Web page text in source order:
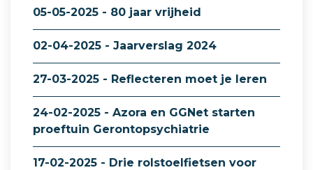
05-05-2025 - 80 jaar vrijheid
02-04-2025 - Jaarverslag 2024
27-03-2025 - Reflecteren moet je leren
24-02-2025 - Azora en GGNet starten
proeftuin Gerontopsychiatrie
17-02-2025 - Drie rolstoelfietsen voor